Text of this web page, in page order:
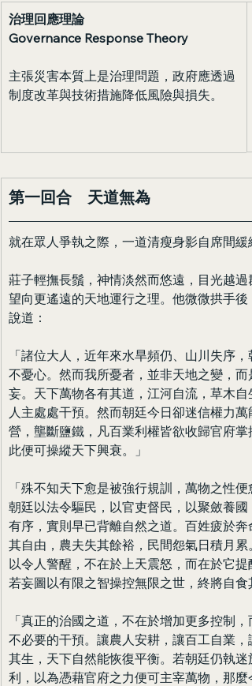
治理回應理論
Governance Response Theory
主張災害本質上是治理問題，政府應透過
制度改革與技術措施降低風險與損失。
第一回合　天道無為
就在眾人爭執之際，一道清瘦身影自席間緩
莊子輕撫長鬚，神情淡然而悠遠，目光越過
望向更遙遠的天地運行之理。他微微拱手後
說道：
「諸位大人，近年來水旱頻仍、山川失序，
不憂心。然而我所憂者，並非天地之變，而
妄。天下萬物各有其道，江河自流，草木自
人主處處干預。然而朝廷今日卻迷信權力萬
營，壟斷鹽鐵，凡百業利權皆欲收歸官府掌
此便可操縱天下興衰。」
「殊不知天下愈是被強行規訓，萬物之性便
朝廷以法令驅民，以官吏督民，以聚斂養國
有序，實則早已背離自然之道。百姓疲於奔
其自由，農夫失其餘裕，民間怨氣日積月累
以令人警醒，不在於上天震怒，而在於它提
若妄圖以有限之智操控無限之世，終將自食
「真正的治國之道，不在於增加更多控制，
不必要的干預。讓農人安耕，讓百工自業，
其生，天下自然能恢復平衡。若朝廷仍執迷
利，以為憑藉官府之力便可主宰萬物，那麼